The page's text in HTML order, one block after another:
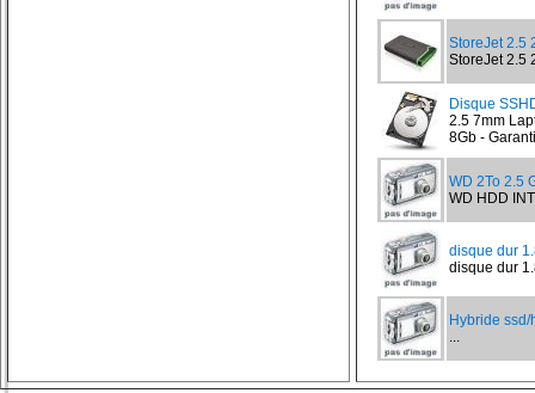
StoreJet 2.5
StoreJet 2.5
Disque
2.5 7mm
8Gb -
WD 2To 2.5
WD HDD
disque dur
disque dur
Hybride
...